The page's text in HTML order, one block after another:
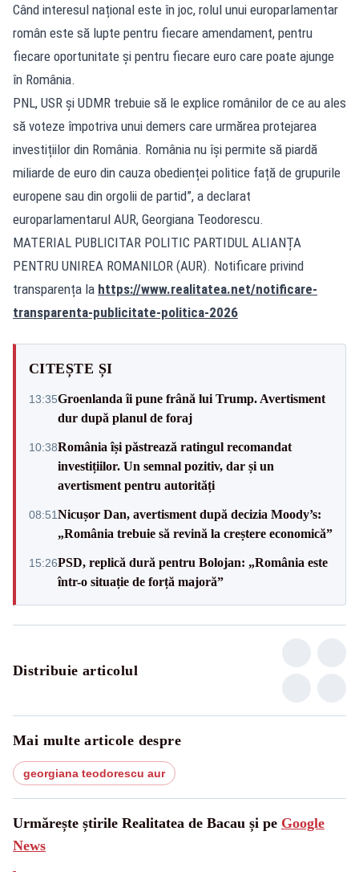
Când interesul național este în joc, rolul unui europarlamentar
român este să lupte pentru fiecare amendament, pentru
fiecare oportunitate și pentru fiecare euro care poate ajunge
în România.
PNL, USR și UDMR trebuie să le explice românilor de ce au ales
să voteze împotriva unui demers care urmărea protejarea
investițiilor din România. România nu își permite să piardă
miliarde de euro din cauza obedienței politice față de grupurile
europene sau din orgolii de partid”, a declarat
europarlamentarul AUR, Georgiana Teodorescu.
MATERIAL PUBLICITAR POLITIC PARTIDUL ALIANȚA
PENTRU UNIREA ROMANILOR (AUR). Notificare privind
transparența la https://www.realitatea.net/notificare-
transparenta-publicitate-politica-2026
CITEȘTE ȘI
13:35Groenlanda îi pune frână lui Trump. Avertisment
dur după planul de foraj
10:38România își păstrează ratingul recomandat
investițiilor. Un semnal pozitiv, dar și un
avertisment pentru autorități
08:51Nicușor Dan, avertisment după decizia Moody’s:
„România trebuie să revină la creștere economică”
15:26PSD, replică dură pentru Bolojan: „România este
într-o situație de forță majoră”
Distribuie articolul
Mai multe articole despre
georgiana teodorescu aur
Urmărește știrile Realitatea de Bacau și pe Google
News